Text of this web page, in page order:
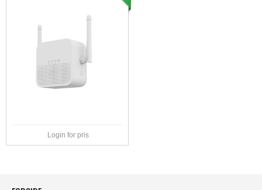
Login for pris